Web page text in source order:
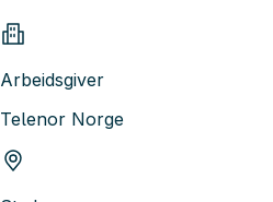
Arbeidsgiver
Telenor Norge